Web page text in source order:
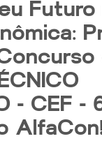
Futuro
- CEF -